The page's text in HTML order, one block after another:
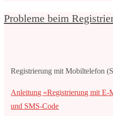
Probleme beim
Registrierung mit Mobiltelefon
Anleitung «Registrierung mit E-
und SMS-Code